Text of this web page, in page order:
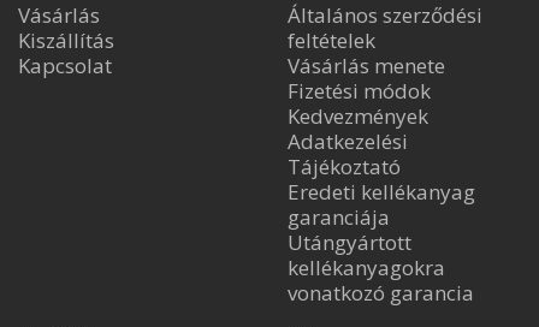
Vásárlás
Kiszállítás
Kapcsolat
Általános szerződési
feltételek
Vásárlás menete
Fizetési módok
Kedvezmények
Adatkezelési
Tájékoztató
Eredeti kellékanyag
garanciája
Utángyártott
kellékanyagokra
vonatkozó garancia